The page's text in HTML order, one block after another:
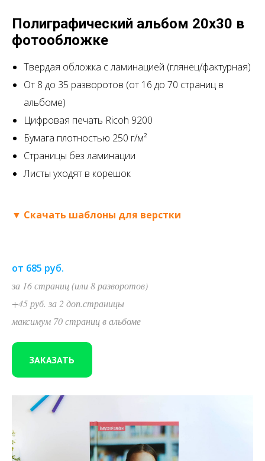
Полиграфический альбом 20х30 в
фотообложке
Твердая обложка с ламинацией (глянец/фактурная)
От 8 до 35 разворотов (от 16 до 70 страниц в
альбоме)
Цифровая печать Ricoh 9200
Бумага плотностью 250 г/м²
Страницы без ламинации
Листы уходят в корешок
▼ Скачать шаблоны для верстки
от 685 руб.
за 16 страниц (или 8 разворотов)
+45 руб. за 2 доп.страницы
максимум 70 страниц в альбоме
ЗАКАЗАТЬ